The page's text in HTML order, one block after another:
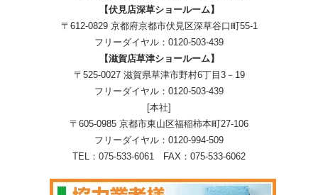
【伏見店深草ショールーム】
〒612-0829 京都府京都市伏見区深草谷口町55-1
フリーダイヤル： 0120-503-439
【滋賀店草津ショールーム】
〒525-0027 滋賀県草津市野村6丁目3－19
フリーダイヤル： 0120-503-439
[本社]
〒605-0985 京都市東山区福稲柿本町27-106
フリーダイヤル： 0120-994-509
TEL： 075-533-6061 FAX：075-533-6062